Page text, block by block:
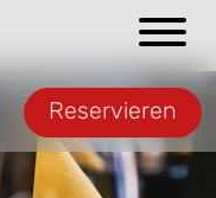
Reservieren